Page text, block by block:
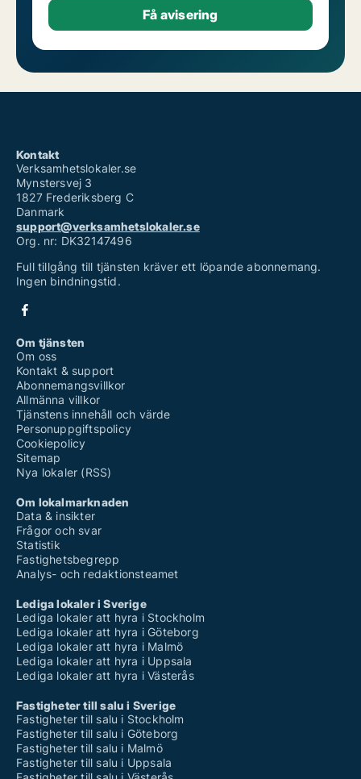
Kontakt
Verksamhetslokaler.se
Mynstersvej 3
1827 Frederiksberg C
Danmark
support@verksamhetslokaler.se
Org. nr: DK32147496
Full tillgång till tjänsten kräver ett löpande abonnemang.
Ingen bindningstid.
Om tjänsten
Om oss
Kontakt & support
Abonnemangsvillkor
Allmänna villkor
Tjänstens innehåll och värde
Personuppgiftspolicy
Cookiepolicy
Sitemap
Nya lokaler (RSS)
Om lokalmarknaden
Data & insikter
Frågor och svar
Statistik
Fastighetsbegrepp
Analys- och redaktionsteamet
Lediga lokaler i Sverige
Lediga lokaler att hyra i Stockholm
Lediga lokaler att hyra i Göteborg
Lediga lokaler att hyra i Malmö
Lediga lokaler att hyra i Uppsala
Lediga lokaler att hyra i Västerås
Fastigheter till salu i Sverige
Fastigheter till salu i Stockholm
Fastigheter till salu i Göteborg
Fastigheter till salu i Malmö
Fastigheter till salu i Uppsala